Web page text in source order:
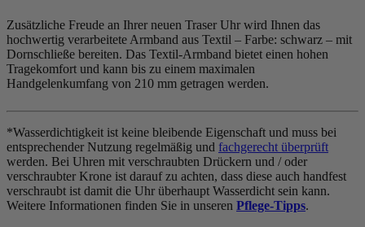
Zusätzliche Freude an Ihrer neuen Traser Uhr wird Ihnen das
hochwertig verarbeitete Armband aus Textil – Farbe: schwarz – mit
Dornschließe bereiten. Das Textil-Armband bietet einen hohen
Tragekomfort und kann bis zu einem maximalen
Handgelenkumfang von 210 mm getragen werden.
*Wasserdichtigkeit ist keine bleibende Eigenschaft und muss bei
entsprechender Nutzung regelmäßig und fachgerecht überprüft
werden. Bei Uhren mit verschraubten Drückern und / oder
verschraubter Krone ist darauf zu achten, dass diese auch handfest
verschraubt ist damit die Uhr überhaupt Wasserdicht sein kann.
Weitere Informationen finden Sie in unseren Pflege-Tipps.